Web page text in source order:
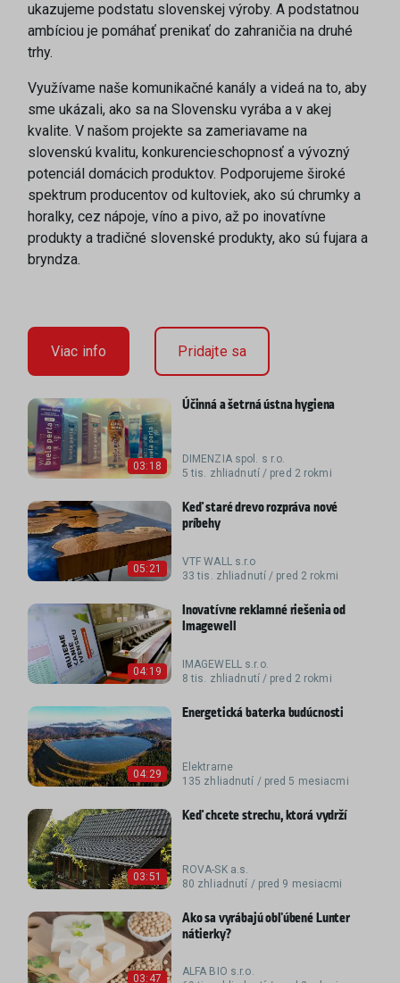
ukazujeme podstatu slovenskej výroby. A podstatnou
ambíciou je pomáhať prenikať do zahraničia na druhé
trhy.
Využívame naše komunikačné kanály a videá na to, aby
sme ukázali, ako sa na Slovensku vyrába a v akej
kvalite. V našom projekte sa zameriavame na
slovenskú kvalitu, konkurencieschopnosť a vývozný
potenciál domácich produktov. Podporujeme široké
spektrum producentov od kultoviek, ako sú chrumky a
horalky, cez nápoje, víno a pivo, až po inovatívne
produkty a tradičné slovenské produkty, ako sú fujara a
bryndza.
Viac info Pridajte sa
03:18
Účinná a šetrná ústna hygiena
DIMENZIA spol. s r.o.
5 tis. zhliadnutí / pred 2 rokmi
05:21
Keď staré drevo rozpráva nové
príbehy
VTF WALL s.r.o
33 tis. zhliadnutí / pred 2 rokmi
04:19
Inovatívne reklamné riešenia od
Imagewell
IMAGEWELL s.r.o.
8 tis. zhliadnutí / pred 2 rokmi
04:29
Energetická baterka budúcnosti
Elektrarne
135 zhliadnutí / pred 5 mesiacmi
03:51
Keď chcete strechu, ktorá vydrží
ROVA-SK a.s.
80 zhliadnutí / pred 9 mesiacmi
03:47
Ako sa vyrábajú obľúbené Lunter
nátierky?
ALFA BIO s.r.o.